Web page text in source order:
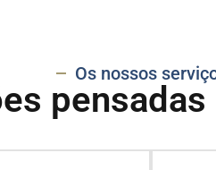
Os nossos